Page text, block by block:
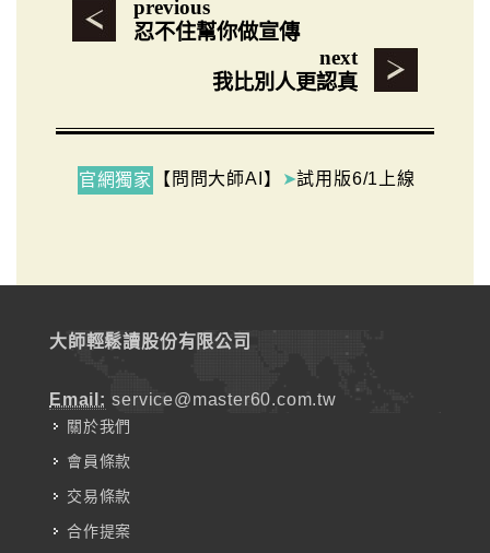
previous
忍不住幫你做宣傳
next
我比別人更認真
官網獨家 【問問大師AI】 ➤試用版6/1上線
大師輕鬆讀股份有限公司
Email: service@master60.com.tw
關於我們
會員條款
交易條款
合作提案